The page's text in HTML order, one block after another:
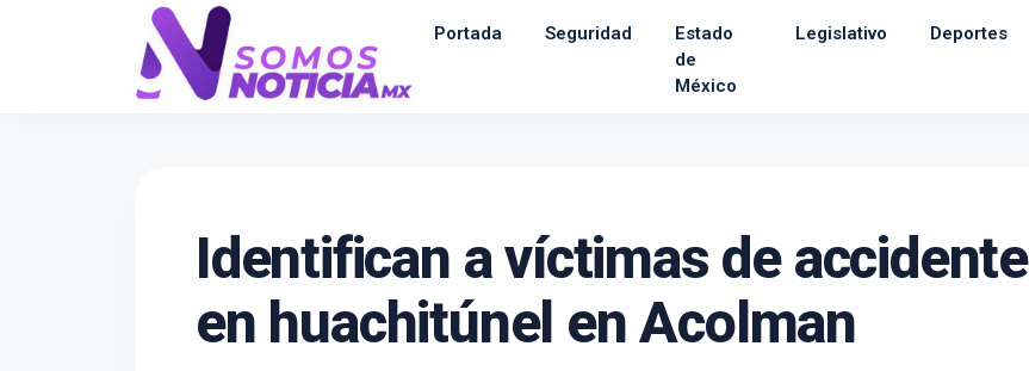
Portada Seguridad
Estado
de
México
Legislativo Deportes
Identifican a víctimas de accidente
en huachitúnel en Acolman